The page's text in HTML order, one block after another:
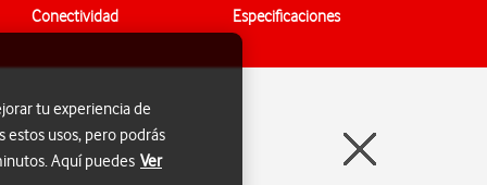
Conectividad Especificaciones
tu experiencia de
estos usos, pero podrás
Aquí puedes Ver